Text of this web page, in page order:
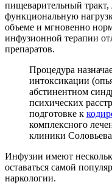
пищеварительный
функциональную
объеме и мгновенно
инфузионной терапии
препаратов.
Процедура
интоксикации
абстинентном
психических
подготовке к
комплексного
клиники
Инфузии имеют
оставаться самой
наркологии.